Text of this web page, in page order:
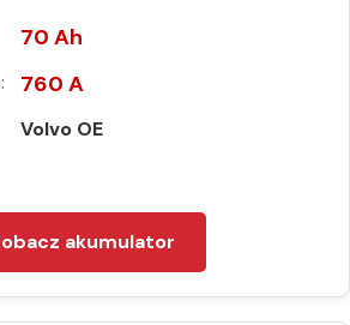
70 Ah
760 A
Volvo OE
akumulator